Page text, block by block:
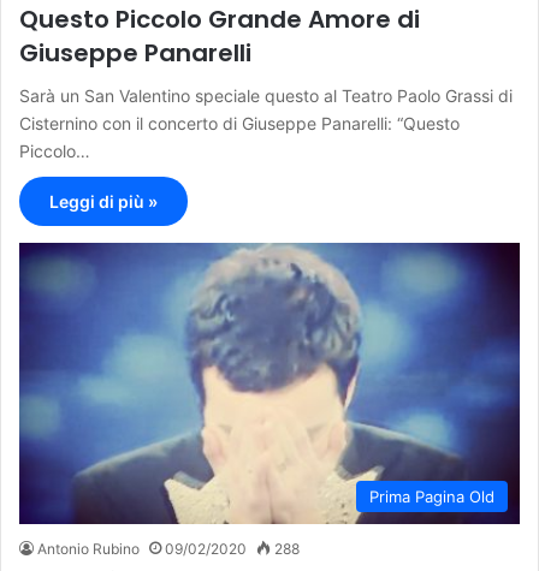
Questo Piccolo Grande Amore di
Giuseppe Panarelli
Sarà un San Valentino speciale questo al Teatro Paolo Grassi di
Cisternino con il concerto di Giuseppe Panarelli: “Questo
Piccolo…
Leggi di più »
Prima Pagina Old
Antonio Rubino 09/02/2020 288